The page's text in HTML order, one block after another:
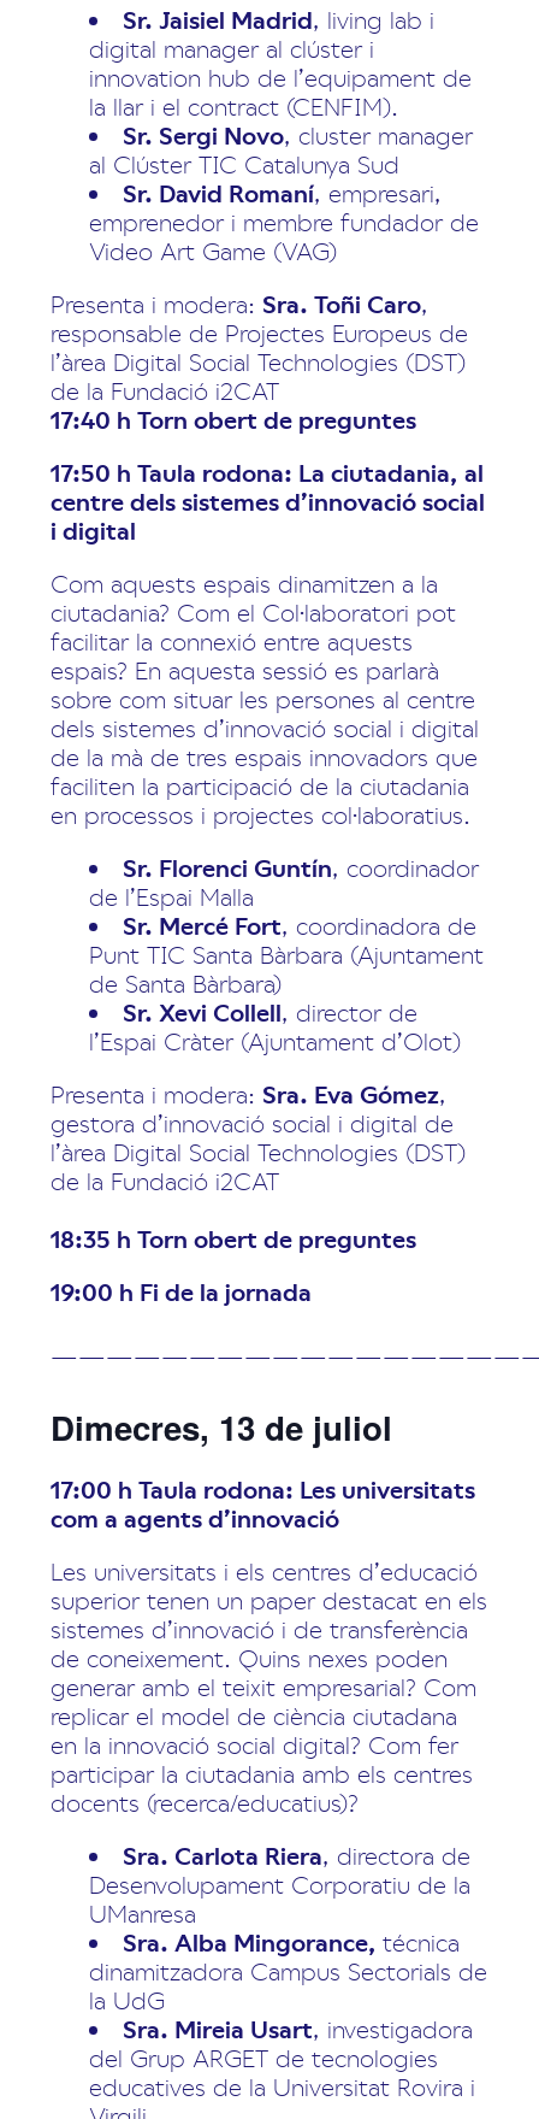
Sr. Jaisiel Madrid, living lab i
digital manager al clúster i
innovation hub de l’equipament de
la llar i el contract (CENFIM).
Sr. Sergi Novo, cluster manager
al Clúster TIC Catalunya Sud
Sr. David Romaní, empresari,
emprenedor i membre fundador de
Video Art Game (VAG)
Presenta i modera: Sra. Toñi Caro,
responsable de Projectes Europeus de
l’àrea Digital Social Technologies (DST)
de la Fundació i2CAT
17:40 h Torn obert de preguntes
17:50 h Taula rodona: La ciutadania, al
centre dels sistemes d’innovació social
i digital
Com aquests espais dinamitzen a la
ciutadania? Com el Col·laboratori pot
facilitar la connexió entre aquests
espais? En aquesta sessió es parlarà
sobre com situar les persones al centre
dels sistemes d’innovació social i digital
de la mà de tres espais innovadors que
faciliten la participació de la ciutadania
en processos i projectes col·laboratius.
Sr. Florenci Guntín, coordinador
de l’Espai Malla
Sr. Mercé Fort, coordinadora de
Punt TIC Santa Bàrbara (Ajuntament
de Santa Bàrbara)
Sr. Xevi Collell, director de
l’Espai Cràter (Ajuntament d’Olot)
Presenta i modera: Sra. Eva Gómez,
gestora d’innovació social i digital de
l’àrea Digital Social Technologies (DST)
de la Fundació i2CAT
18:35 h Torn obert de preguntes
19:00 h Fi de la jornada
Dimecres, 13 de juliol
17:00 h Taula rodona: Les universitats
com a agents d’innovació
Les universitats i els centres d’educació
superior tenen un paper destacat en els
sistemes d’innovació i de transferència
de coneixement. Quins nexes poden
generar amb el teixit empresarial? Com
replicar el model de ciència ciutadana
en la innovació social digital? Com fer
participar la ciutadania amb els centres
docents (recerca/educatius)?
Sra. Carlota Riera, directora de
Desenvolupament Corporatiu de la
UManresa
Sra. Alba Mingorance,técnica
dinamitzadora Campus Sectorials de
la UdG
Sra. Mireia Usart, investigadora
del Grup ARGET de tecnologies
educatives de la Universitat Rovira i